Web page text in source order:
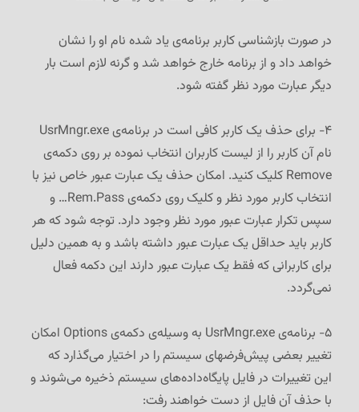
در صورت بازشناسی کاربر برنامه‌ی یاد شده نام او را نشان
خواهد داد و از برنامه خارج خواهد شد و گرنه لازم است بار
دیگر عبارت مورد نظر گفته شود.
۴- برای حذف یک کاربر کافی است در برنامه‌ی UsrMngr.exe
نام آن کاربر را از لیست کاربران انتخاب نموده بر روی دکمه‌ی
Remove کلیک کنید. امکان حذف یک عبارت عبور خاص نیز با
انتخاب کاربر مورد نظر و کلیک روی دکمه‌ی Rem.Pass… و
سپس تکرار عبارت عبور مورد نظر وجود دارد. توجه شود که هر
کاربر باید حداقل یک عبارت عبور داشته باشد و به همین دلیل
برای کاربرانی که فقط یک عبارت عبور دارند این دکمه فعال
نمی‌گردد.
۵- برنامه‌ی UsrMngr.exe به وسیله‌ی دکمه‌ی Options امکان
تغییر بعضی پیش‌فرضهای سیستم را در اختیار می‌گذارد که
این تغییرات در فایل پایگاه‌داده‌های سیستم ذخیره می‌شوند و
با حذف آن فایل از دست خواهند رفت: